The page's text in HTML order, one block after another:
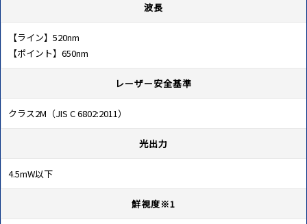
波長
【ライン】520nm
【ポイント】650nm
レーザー安全基準
クラス2M（JIS C 6802:2011）
光出力
4.5mW以下
鮮視度※1